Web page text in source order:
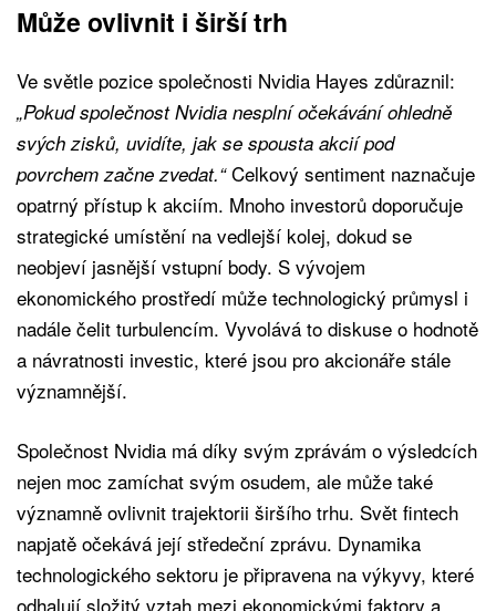
Může ovlivnit i širší trh
Ve světle pozice společnosti Nvidia Hayes zdůraznil:
„Pokud společnost Nvidia nesplní očekávání ohledně
svých zisků, uvidíte, jak se spousta akcií pod
povrchem začne zvedat.“Celkový sentiment naznačuje
opatrný přístup k akciím. Mnoho investorů doporučuje
strategické umístění na vedlejší kolej, dokud se
neobjeví jasnější vstupní body. S vývojem
ekonomického prostředí může technologický průmysl i
nadále čelit turbulencím. Vyvolává to diskuse o hodnotě
a návratnosti investic, které jsou pro akcionáře stále
významnější.
Společnost Nvidia má díky svým zprávám o výsledcích
nejen moc zamíchat svým osudem, ale může také
významně ovlivnit trajektorii širšího trhu. Svět fintech
napjatě očekává její středeční zprávu. Dynamika
technologického sektoru je připravena na výkyvy, které
odhalují složitý vztah mezi ekonomickými faktory a